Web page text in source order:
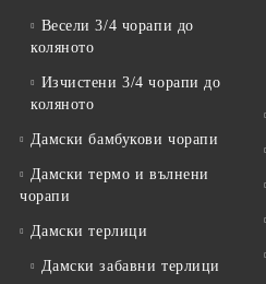
Весели 3/4 чорапи до
коляното
Изчистени 3/4 чорапи до
коляното
Дамски бамбукови чорапи
Дамски термо и вълнени
чорапи
Дамски терлици
Дамски забавни терлици